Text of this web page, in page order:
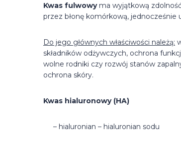
Kwas fulwowyma wyjątkową
przez błonę komórkową,
Do jego głównych właściwości należą:
składników odżywczych, ochrona
wolne rodniki czy rozwój stanów
ochrona skóry.
Kwas hialuronowy (HA)
– hialuronian – hialuronian sodu